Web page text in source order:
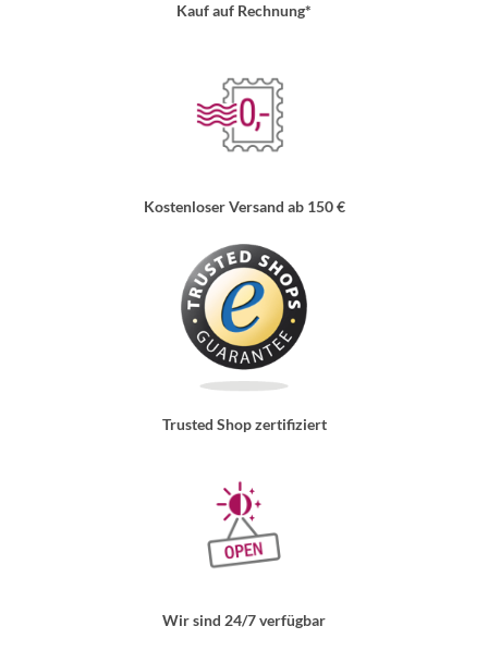
Kauf auf Rechnung*
Kostenloser Versand ab 150 €
Trusted Shop zertifiziert
Wir sind 24/7 verfügbar